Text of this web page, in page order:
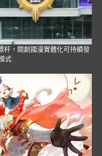
杆，開創國漫實體化可持續發
式